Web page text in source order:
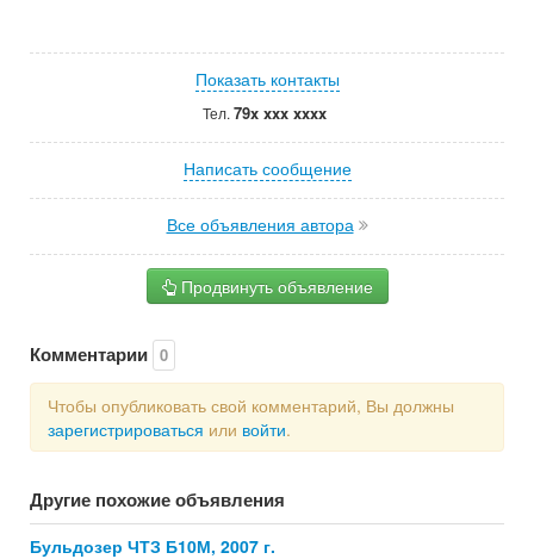
Показать контакты
Тел. 79x xxx xxxx
Написать сообщение
Все объявления автора
Продвинуть объявление
Комментарии 0
Чтобы опубликовать свой комментарий, Вы должны
зарегистрироваться или войти.
Другие похожие объявления
Бульдозер ЧТЗ Б10М, 2007 г.